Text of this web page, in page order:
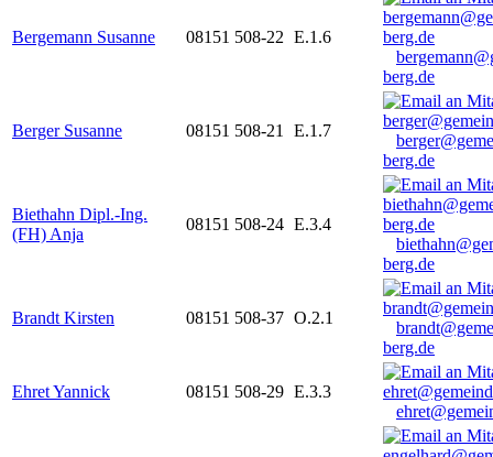
Bergemann Susanne 08151 508-22 E.1.6
berg.de
Berger Susanne 08151 508-21 E.1.7
berg.de
Biethahn Dipl.-Ing.
(FH) Anja
08151 508-24 E.3.4
berg.de
Brandt Kirsten 08151 508-37 O.2.1
berg.de
Ehret Yannick 08151 508-29 E.3.3